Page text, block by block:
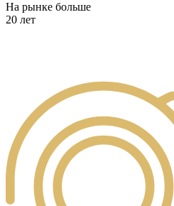
На рынке больше
20 лет